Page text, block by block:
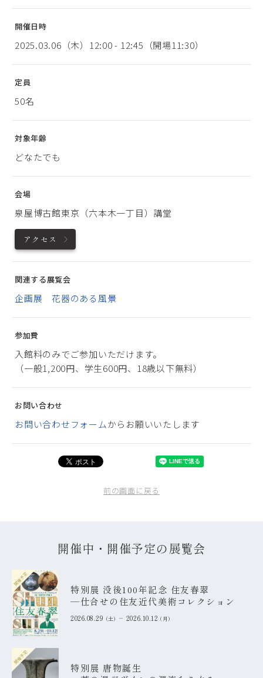
開催日時
2025.03.06（木）12:00 - 12:45（開場11:30）
定員
50名
対象年齢
どなたでも
会場
泉屋博古館東京（六本木一丁目）講堂
アクセス
関連する展覧会
企画展 花器のある風景
参加費
入館料のみでご参加いただけます。
（一般1,200円、学生600円、18歳以下無料）
お問い合わせ
お問い合わせフォームからお願いいたします
前の画面に戻る
開催中・開催予定の展覧会
開催予定
特別展 没後100年記念 住友春翠
―仕合せの住友近代美術コレクション
2026.08.29 土 2026.10.12 月
開催予定
特別展 唐物誕生